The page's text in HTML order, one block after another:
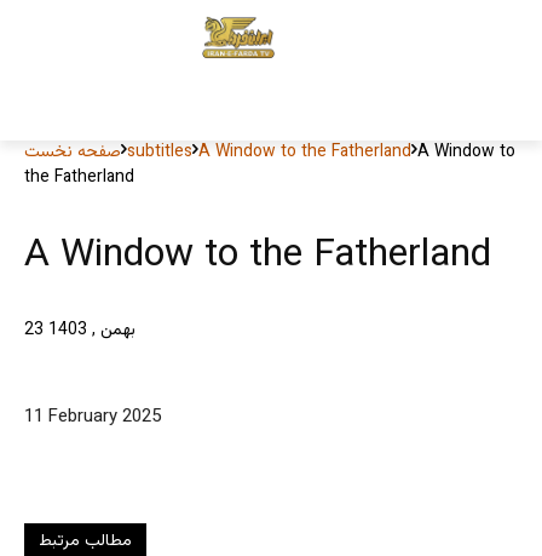
صفحه نخست subtitles A Window to the Fatherland A Window to
the Fatherland
A Window to the Fatherland
23 بهمن , 1403
11 February 2025
مطالب مرتبط